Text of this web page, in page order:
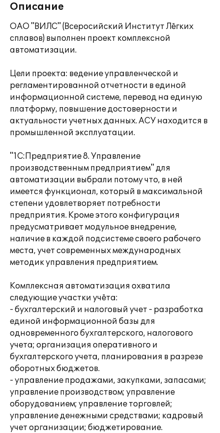
Описание
ОАО "ВИЛС" (Всеросийский Институт Лёгких
сплавов) выполнен проект комплексной
автоматизации.
Цели проекта: ведение управленческой и
регламентированной отчетности в единой
информационной системе, перевод на единую
платформу, повышение достоверности и
актуальности учетных данных. АСУ находится в
промышленной эксплуатации.
"1С:Предприятие 8. Управление
производственным предприятием" для
автоматизации выбрали потому что, в ней
имеется функционал, который в максимальной
степени удовлетворяет потребности
предприятия. Кроме этого конфигурация
предусматривает модульное внедрение,
наличие в каждой подсистеме своего рабочего
места, учет современных международных
методик управления предприятием.
Комплексная автоматизация охватила
следующие участки учёта:
- бухгалтерский и налоговый учет - разработка
единой информационной базы для
одновременного бухгалтерского, налогового
учета; организация оперативного и
бухгалтерского учета, планирования в разрезе
оборотных бюджетов.
- управление продажами, закупками, запасами;
управление производством; управление
оборудованием; управление торговлей;
управление денежными средствами; кадровый
учет организации; бюджетирование.